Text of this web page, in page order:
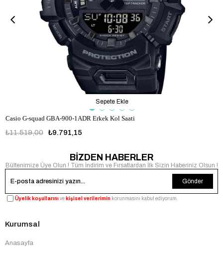
Casio G-squad GBA-900-1ADR Erkek Kol Saati
₺9.791,15
₺11.519,00
Sepete Ekle
BİZDEN HABERLER
Bültenimize Üye Olun ! Tüm İndirim ve Fırsatlardan İlk Sizin Haberiniz Olsun !
Gönder
Üyelik koşullarınıve kişisel verilerimin korunmasını kabul ediyorum.
Kurumsal
Anasayfa